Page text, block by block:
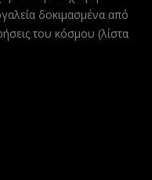
δοκιμασμένα από
του κόσμου (λίστα